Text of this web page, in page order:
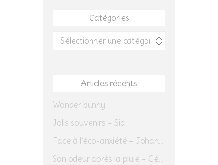
Catégories
Catégories
Articles récents
Wonder bunny
Jolis souvenirs – Sid
Face à l’éco-anxiété – Johannes Herrmann
Son odeur après la pluie – Cédric Sapin-Defour